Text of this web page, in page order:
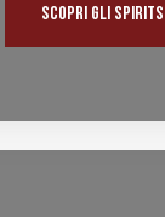
SCOPRI GLI SPIRITS